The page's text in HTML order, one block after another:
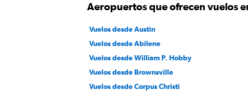
Aeropuertos que ofrecen vuelos
Vuelos desde Austin
Vuelos desde Abilene
Vuelos desde William P. Hobby
Vuelos desde Brownsville
Vuelos desde Corpus Christi